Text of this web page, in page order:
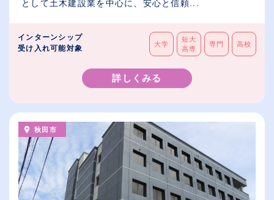
として土木建設業を中心に、安心と信頼...
インターンシップ
受け入れ可能対象
大学
短大
高専
専門 高校
詳しくみる
秋田市